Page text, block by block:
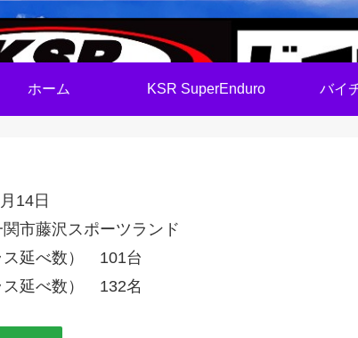
ホーム KSR SuperEnduro バイ
14日
市藤沢スポーツランド
ス延べ数） 101台
ス延べ数） 132名